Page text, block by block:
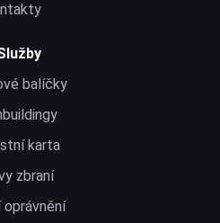
balíčky
karta
zbraní
oprávnění